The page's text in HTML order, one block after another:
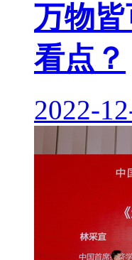
万物
看点？
2022-